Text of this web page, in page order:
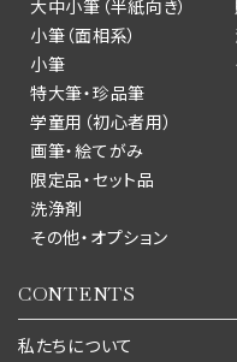
大中小筆（半紙向き）
小筆（面相系）
小筆
特大筆・珍品筆
学童用（初心者用）
画筆・絵てがみ
限定品・セット品
洗浄剤
その他・オプション
CONTENTS
私たちについて